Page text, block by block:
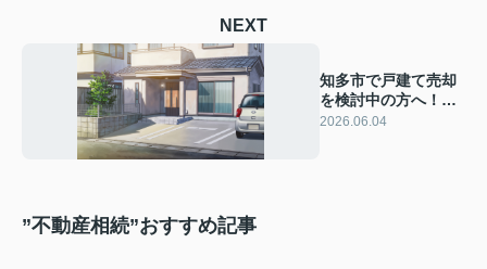
NEXT
知多市で戸建て売却
を検討中の方へ！地
元業者の強みを活か
2026.06.04
”不動産相続”おすすめ記事